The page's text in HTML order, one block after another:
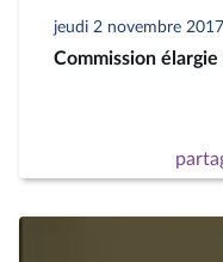
jeudi 2 novembre 2017
Commission